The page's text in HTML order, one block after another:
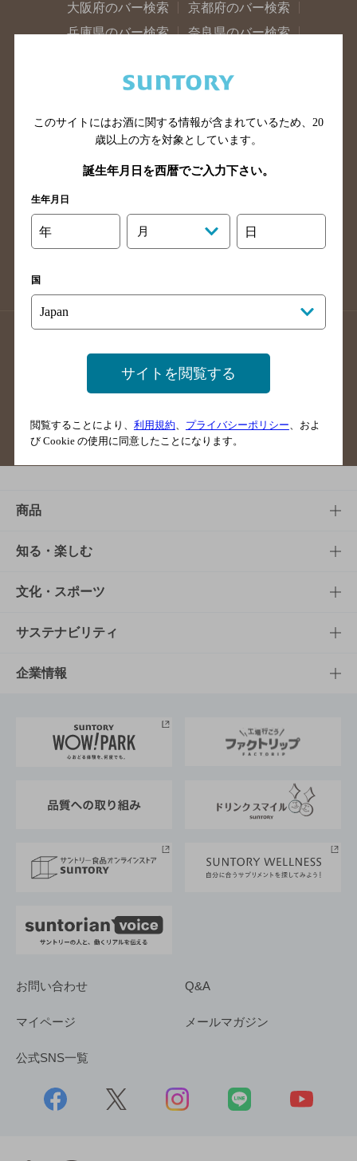
大阪府のバー検索
京都府のバー検索
兵庫県のバー検索
奈良県のバー検索
広島県のバー検索
岡山県のバー検索
島根県のバー検索
徳島県のバー検索
高知県のバー検索
福岡県のバー検索
長崎県のバー検索
大分県のバー検索
熊本県のバー検索
掲載店舗様ログイン
サイトマップ ご意見・ご感想
商品
商品TOP
商品一覧
商品発売情報
栄養成分一覧
知る・楽しむ
知る・楽しむTOP
キャンペーン
工場見学
地域情報
文化・スポーツ
文化・スポーツTOP
サントリーホール
サントリーサンバーズ大阪
サステナビリティ
サステナビリティTOP
サントリーが考えるサステナビリティ経営
企業情報
企業概要
採用情報
お問い合わせ Q&A
マイページ メールマガジン
公式SNS一覧
このサイトにはお酒に関する情報が含まれているため、 20
歳以上の方を対象としています。
誕生年月日を西暦でご入力下さい。
生年月日
年 月 日
国
サイトを閲覧する
閲覧することにより、 利用規約 プライバシーポリシー 、およ
び Cookie の使用に同意したことになります。